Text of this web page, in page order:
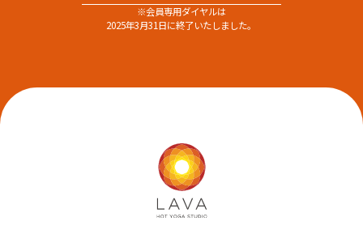
※会員専用ダイヤルは
2025年3月31日に終了いたしました。